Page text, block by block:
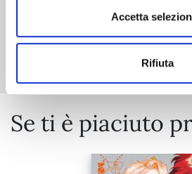
Accetta
Rifiuta
Mostra tutto
Se ti è piaciuto